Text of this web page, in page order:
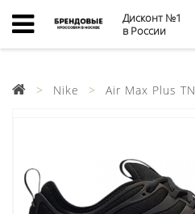
Дисконт №1
в России
Nike Air Max Plus TN